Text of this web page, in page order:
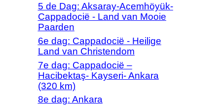
5 de Dag: Aksaray-Acemhöyük-
Cappadocië - Land van Mooie
Paarden
6e dag: Cappadocië - Heilige
Land van Christendom
7e dag: Cappadocië –
Hacibektaş- Kayseri- Ankara
(320 km)
8e dag: Ankara